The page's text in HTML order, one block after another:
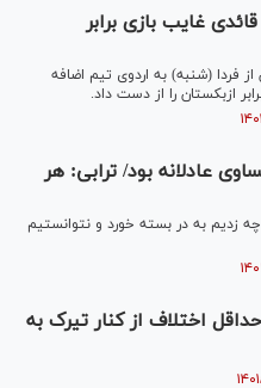
غایب بازی برابر
فردا (شنبه) به اردوی تیم اضافه
ازبکستان را از دست داد.
عادلانه بود/ ترابی: هر
زدیم به در بسته خورد و نتوانستیم
اختلاف از کنار تیرک به